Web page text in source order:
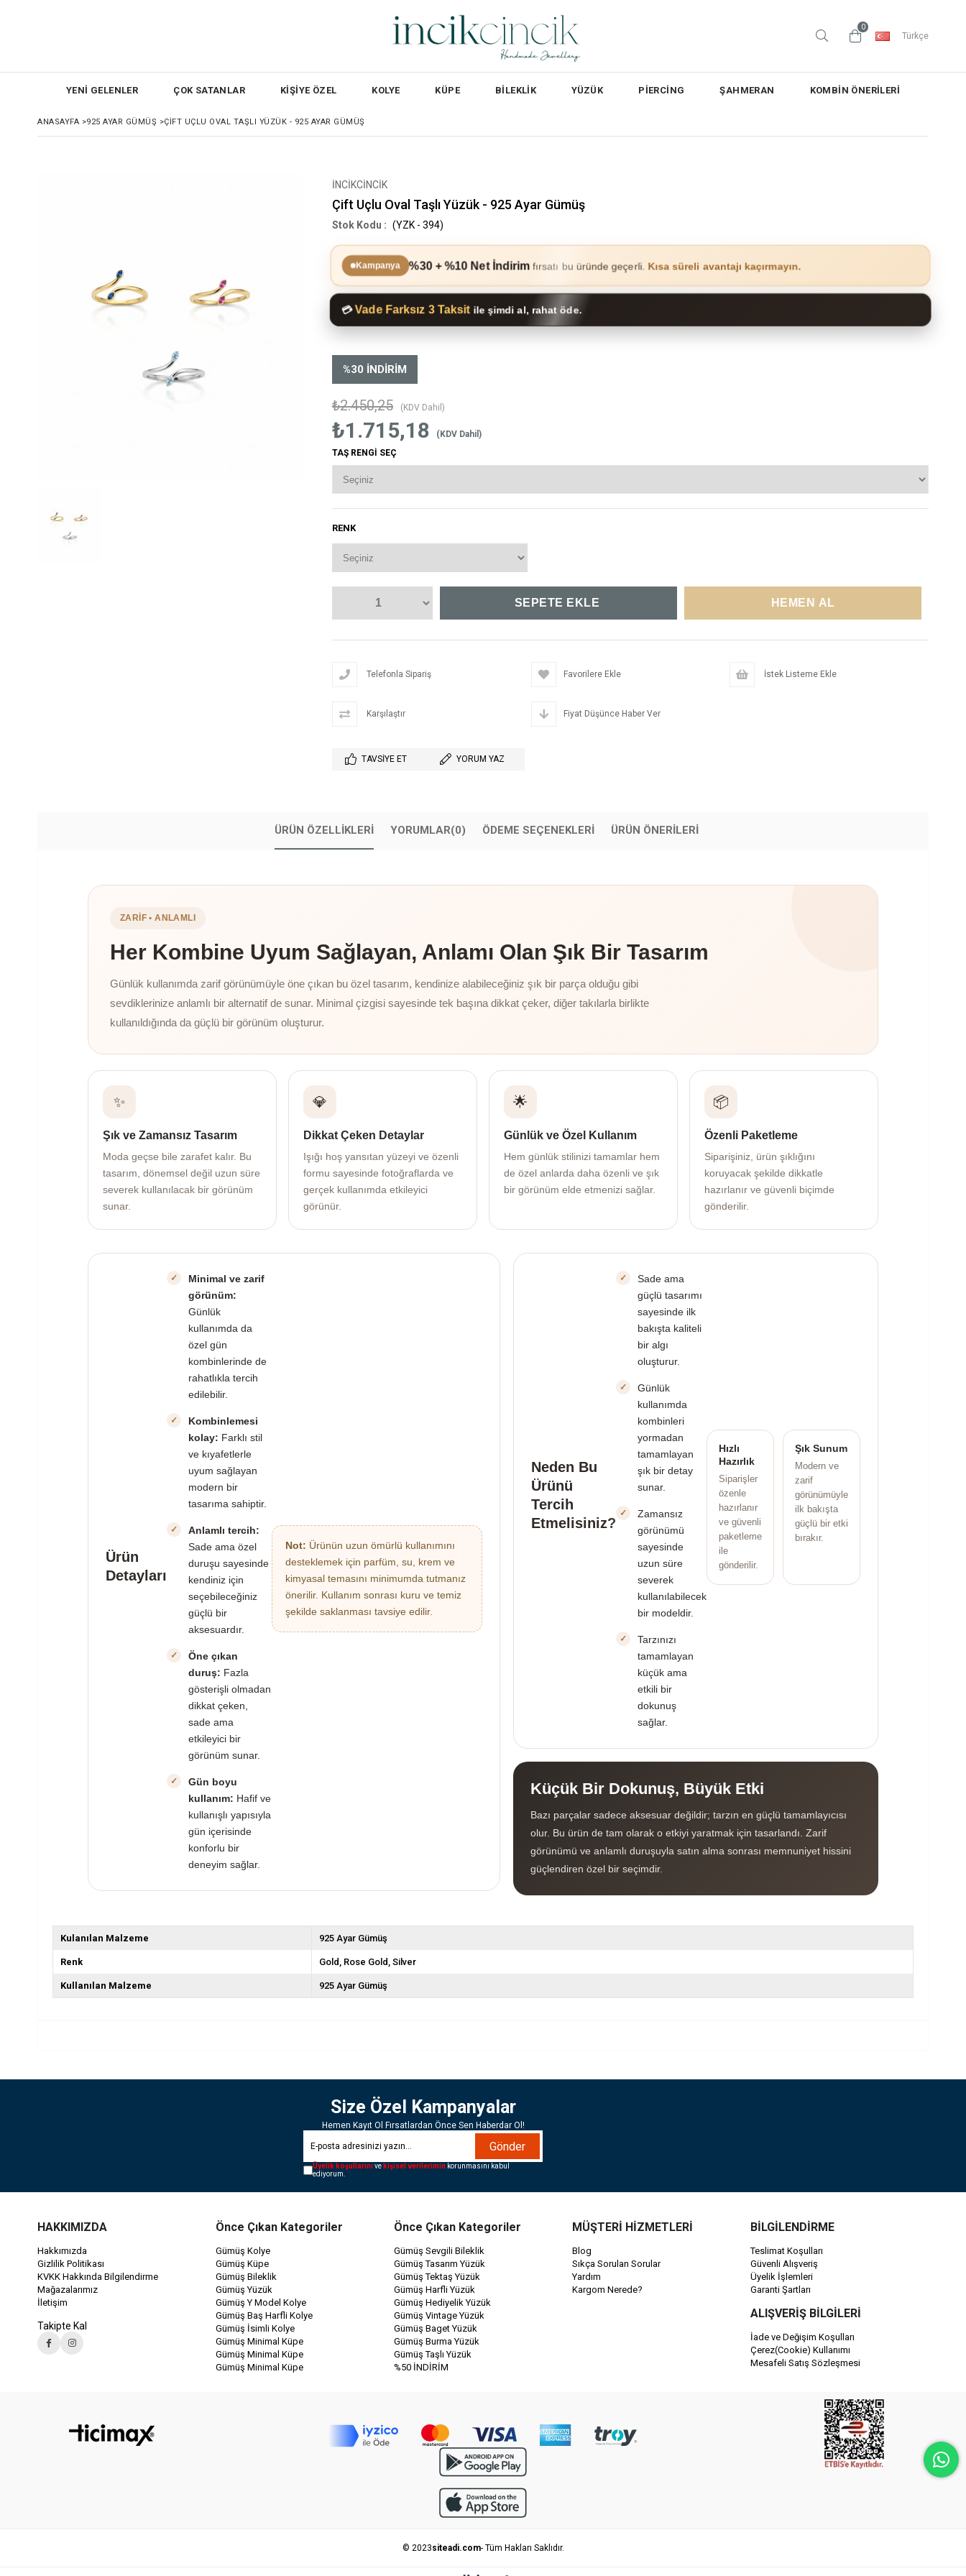
0
Türkçe
YENİ GELENLER ÇOK SATANLAR KİŞİYE ÖZEL KOLYE KÜPE BİLEKLİK YÜZÜK PİERCİNG ŞAHMERAN KOMBİN ÖNERİLERİ
ANASAYFA >925 AYAR GÜMÜŞ >ÇIFT UÇLU OVAL TAŞLI YÜZÜK - 925 AYAR GÜMÜŞ
İNCİKCİNCİK
Çift Uçlu Oval Taşlı Yüzük - 925 Ayar Gümüş
(YZK - 394)
Kampanya %30 + %10 Net İndirim fırsatı bu üründe geçerli. Kısa süreli avantajı kaçırmayın.
💳Vade Farksız 3 Taksit ile şimdi al, rahat öde.
%30 İNDIRIM
₺2.450,25 (KDV Dahil)
₺1.715,18
(KDV Dahil)
TAŞ RENGİ SEÇ
RENK
Telefonla Sipariş Favorilere Ekle İstek Listeme Ekle
Karşılaştır Fiyat Düşünce Haber Ver
TAVSIYE ET YORUM YAZ
ÜRÜN ÖZELLIKLERI YORUMLAR(0) ÖDEME SEÇENEKLERI ÜRÜN ÖNERILERI
ZARIF • ANLAMLI
Her Kombine Uyum Sağlayan, Anlamı Olan Şık Bir Tasarım
Günlük kullanımda zarif görünümüyle öne çıkan bu özel tasarım, kendinize alabileceğiniz şık bir parça olduğu gibi
sevdiklerinize anlamlı bir alternatif de sunar. Minimal çizgisi sayesinde tek başına dikkat çeker, diğer takılarla birlikte
kullanıldığında da güçlü bir görünüm oluşturur.
✨
Şık ve Zamansız Tasarım
Moda geçse bile zarafet kalır. Bu
tasarım, dönemsel değil uzun süre
severek kullanılacak bir görünüm
sunar.
💎
Dikkat Çeken Detaylar
Işığı hoş yansıtan yüzeyi ve özenli
formu sayesinde fotoğraflarda ve
gerçek kullanımda etkileyici
görünür.
🌟
Günlük ve Özel Kullanım
Hem günlük stilinizi tamamlar hem
de özel anlarda daha özenli ve şık
bir görünüm elde etmenizi sağlar.
📦
Özenli Paketleme
Siparişiniz, ürün şıklığını
koruyacak şekilde dikkatle
hazırlanır ve güvenli biçimde
gönderilir.
Ürün
Detayları
Minimal ve zarif
görünüm:
Günlük
kullanımda da
özel gün
kombinlerinde de
rahatlıkla tercih
edilebilir.
Kombinlemesi
kolay: Farklı stil
ve kıyafetlerle
uyum sağlayan
modern bir
tasarıma sahiptir.
Anlamlı tercih:
Sade ama özel
duruşu sayesinde
kendiniz için
seçebileceğiniz
güçlü bir
aksesuardır.
Öne çıkan
duruş: Fazla
gösterişli olmadan
dikkat çeken,
sade ama
etkileyici bir
görünüm sunar.
Gün boyu
kullanım: Hafif ve
kullanışlı yapısıyla
gün içerisinde
konforlu bir
deneyim sağlar.
Not: Ürünün uzun ömürlü kullanımını
desteklemek için parfüm, su, krem ve
kimyasal temasını minimumda tutmanız
önerilir. Kullanım sonrası kuru ve temiz
şekilde saklanması tavsiye edilir.
Neden Bu
Ürünü
Tercih
Etmelisiniz?
Sade ama
güçlü tasarımı
sayesinde ilk
bakışta kaliteli
bir algı
oluşturur.
Günlük
kullanımda
kombinleri
yormadan
tamamlayan
şık bir detay
sunar.
Zamansız
görünümü
sayesinde
uzun süre
severek
kullanılabilecek
bir modeldir.
Tarzınızı
tamamlayan
küçük ama
etkili bir
dokunuş
sağlar.
Hızlı
Hazırlık
Siparişler
özenle
hazırlanır
ve güvenli
paketleme
ile
gönderilir.
Şık Sunum
Modern ve
zarif
görünümüyle
ilk bakışta
güçlü bir etki
bırakır.
Küçük Bir Dokunuş, Büyük Etki
Bazı parçalar sadece aksesuar değildir; tarzın en güçlü tamamlayıcısı
olur. Bu ürün de tam olarak o etkiyi yaratmak için tasarlandı. Zarif
görünümü ve anlamlı duruşuyla satın alma sonrası memnuniyet hissini
güçlendiren özel bir seçimdir.
Kulanılan Malzeme 925 Ayar Gümüş
Renk Gold Rose Gold Silver
Kullanılan Malzeme 925 Ayar Gümüş
Size Özel Kampanyalar
Hemen Kayıt Ol Fırsatlardan Önce Sen Haberdar Ol!
Gönder
Üyelik koşullarınıve kişisel verileriminkorunmasını kabul
ediyorum.
HAKKIMIZDA
Hakkımızda
Gizlilik Politikası
KVKK Hakkında Bilgilendirme
Mağazalarımız
İletişim
Takipte Kal
Önce Çıkan Kategoriler
Gümüş Kolye
Gümüş Küpe
Gümüş Bileklik
Gümüş Yüzük
Gümüş Y Model Kolye
Gümüş Baş Harfli Kolye
Gümüş İsimli Kolye
Gümüş Minimal Küpe
Gümüş Minimal Küpe
Gümüş Minimal Küpe
Önce Çıkan Kategoriler
Gümüş Sevgili Bileklik
Gümüş Tasarım Yüzük
Gümüş Tektaş Yüzük
Gümüş Harfli Yüzük
Gümüş Hediyelik Yüzük
Gümüş Vintage Yüzük
Gümüş Baget Yüzük
Gümüş Burma Yüzük
Gümüş Taşlı Yüzük
%50 İNDİRİM
MÜŞTERİ HİZMETLERİ
Blog
Sıkça Sorulan Sorular
Yardım
Kargom Nerede?
BİLGİLENDİRME
Teslimat Koşulları
Güvenli Alışveriş
Üyelik İşlemleri
Garanti Şartları
ALIŞVERİŞ BİLGİLERİ
İade ve Değişim Koşulları
Çerez(Cookie) Kullanımı
Mesafeli Satış Sözleşmesi
© 2023siteadi.com- Tüm Hakları Saklıdır.